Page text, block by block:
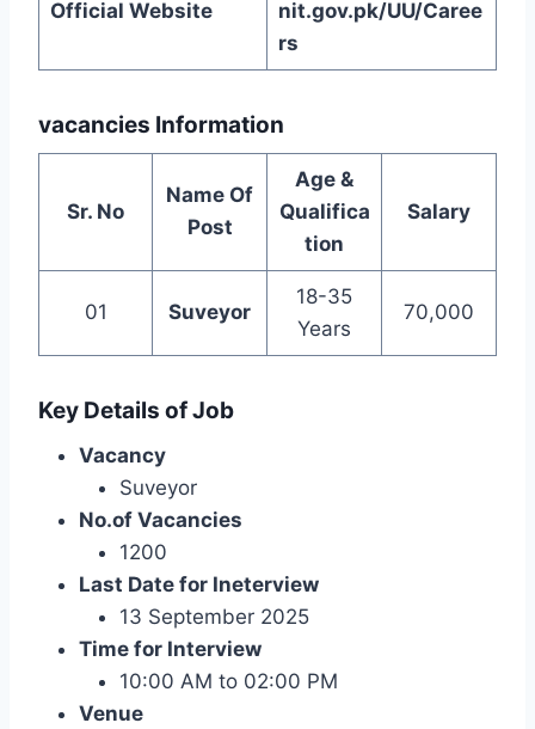
Official Website
nit.gov.pk/UU/Caree
rs
vacancies Information
Sr. No
Name Of
Post
Age &
Qualifica
tion
Salary
01 Suveyor
18-35
Years
70,000
Key Details of Job
Vacancy
Suveyor
No.of Vacancies
1200
Last Date for Ineterview
13 September 2025
Time for Interview
10:00 AM to 02:00 PM
Venue